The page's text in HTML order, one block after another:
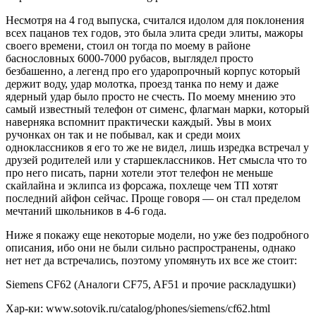
Несмотря на 4 год выпуска, считался идолом для поклонения
всех пацанов тех годов, это была элита среди элиты, мажоры
своего времени, стоил он тогда по моему в районе
баснословных 6000-7000 рубасов, выглядел просто
безбашенно, а легенд про его ударопрочный корпус который
держит воду, удар молотка, проезд танка по нему и даже
ядерный удар было просто не счесть. По моему мнению это
самый известный телефон от сименс, флагман марки, который
наверняка вспомнит практически каждый. Увы в моих
ручонках он так и не побывал, как и среди моих
одноклассников я его то же не видел, лишь изредка встречал у
друзей родителей или у старшеклассников. Нет смысла что то
про него писать, парни хотели этот телефон не меньше
скайлайна и эклипса из форсажа, похлеще чем ТП хотят
последний айфон сейчас. Проще говоря — он стал пределом
мечтаний школьников в 4-6 года.
Ниже я покажу еще некоторые модели, но уже без подробного
описания, ибо они не были сильно распространены, однако
нет нет да встречались, поэтому упомянуть их все же стоит:
Siemens CF62 (Аналоги CF75, AF51 и прочие раскладушки)
Хар-ки: www.sotovik.ru/catalog/phones/siemens/cf62.html